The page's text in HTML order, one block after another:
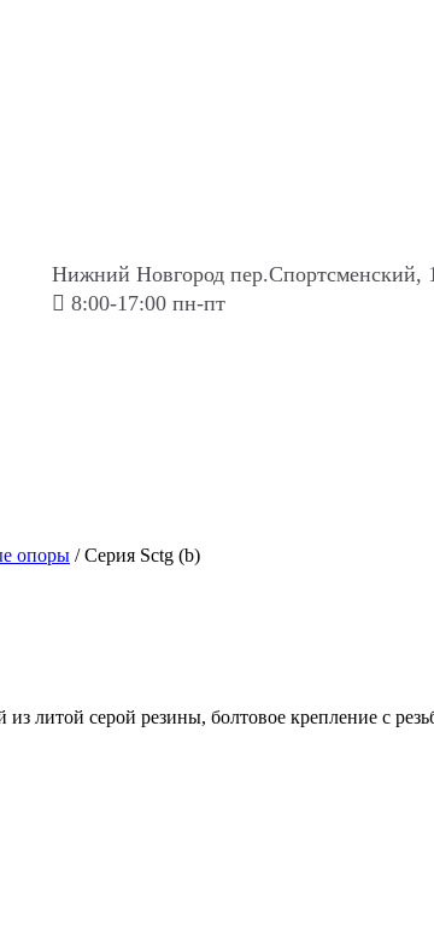
Нижний Новгород пер.Спортсменский,
8:00-17:00 пн-пт
опоры / Серия Sctg (b)
литой серой резины, болтовое крепление с